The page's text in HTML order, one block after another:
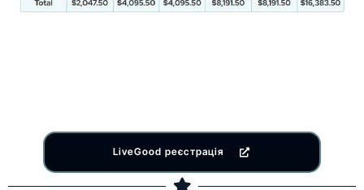
LiveGood реєстрація